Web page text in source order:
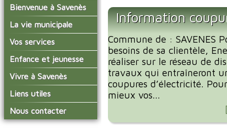
Bienvenue à Savenès
Situer Savenès
Savenès en chiffre
L'histoire du village
Actualités de Savenès
sur ladepeche.fr
La vie municipale
Vos élus
Les compte-rendus du
conseil municipal
Les commissions
Les diverses
délégations/syndicats
L'urbanisme
Vos services
La mairie
Le service technique
Les services de l'école
Les installations
municipales
La collecte des ordures
Enfance et jeunesse
L'école primaire
La garderie et la cantine
Le temps périscolaire
La petite enfance
Vivre à Savenès
Agenda Salle des Fetes
Liens utiles
Communauté de
Communes Grand Sud
Tarn et Garonne
Nous contacter
Information
Commune de : SAVENES
besoins de sa clientèle,
réaliser sur le réseau de
travaux qui entraîneront
coupures d’électricité.
mieux vos...